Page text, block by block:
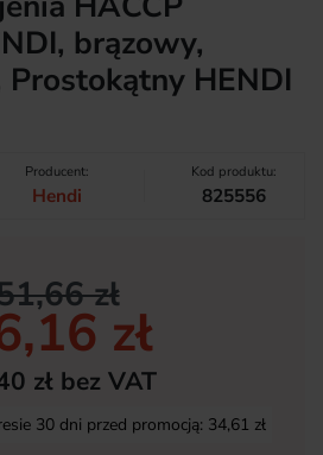
brązowy,
HENDI
Producent:
Hendi
Kod produktu:
825556
zł
zł
zł bez VAT
30 dni przed promocją: 34,61 zł